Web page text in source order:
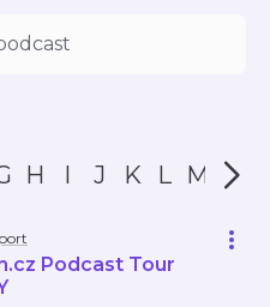
H I J K L M N
Podcast Tour